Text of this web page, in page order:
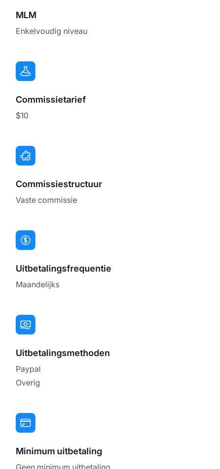
MLM
Enkelvoudig niveau
Commissietarief
$10
Commissiestructuur
Vaste commissie
Uitbetalingsfrequentie
Maandelijks
Uitbetalingsmethoden
Paypal
Overig
Minimum uitbetaling
Geen minimum uitbetaling